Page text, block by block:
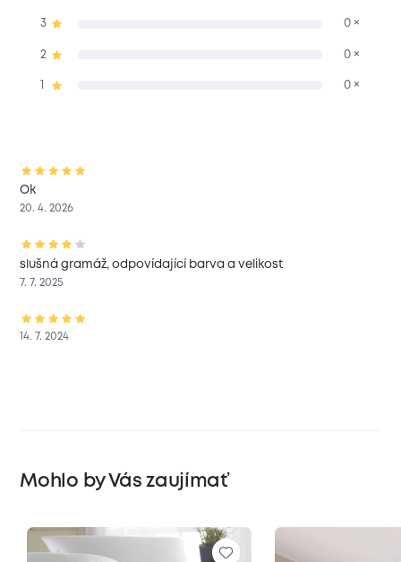
3 0 ×
2 0 ×
0 ×
Ok
20. 4. 2026
slušná gramáž, odpovídající barva a velikost
7. 7. 2025
14. 7. 2024
Mohlo by Vás zaujímať